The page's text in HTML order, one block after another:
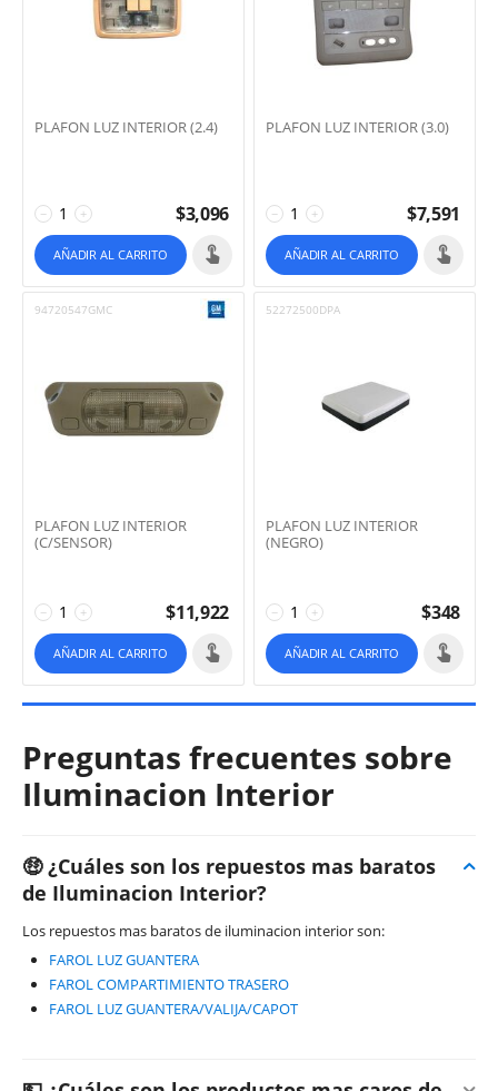
PLAFON LUZ INTERIOR (2.4)
+
− $3,096
AÑADIR AL CARRITO
PLAFON LUZ INTERIOR (3.0)
+
− $7,591
AÑADIR AL CARRITO
94720547GMC
PLAFON LUZ INTERIOR
(C/SENSOR)
+
− $11,922
AÑADIR AL CARRITO
52272500DPA
PLAFON LUZ INTERIOR
(NEGRO)
+
− $348
AÑADIR AL CARRITO
Preguntas frecuentes sobre
Iluminacion Interior
🤑 ¿Cuáles son los repuestos mas baratos
de Iluminacion Interior?
Los repuestos mas baratos de iluminacion interior son:
FAROL LUZ GUANTERA
FAROL COMPARTIMIENTO TRASERO
FAROL LUZ GUANTERA/VALIJA/CAPOT